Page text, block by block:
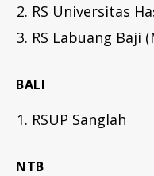
RS Universitas
RS Labuang Baji
BALI
RSUP Sanglah
NTB